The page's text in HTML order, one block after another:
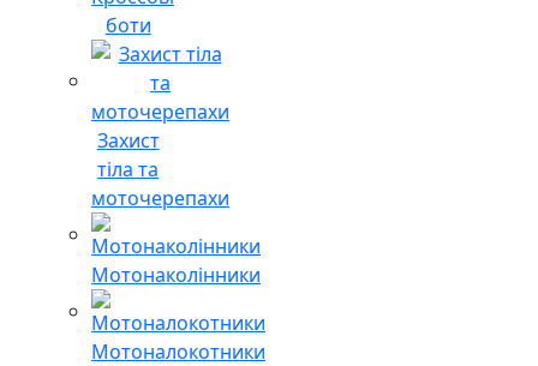
боти
Захист
тіла та
моточерепахи
Мотонаколінники
Мотоналокотники